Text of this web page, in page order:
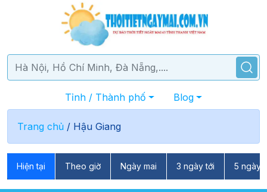
Tỉnh / Thành phố Blog
Trang chủ / Hậu Giang
Hiện tại Theo giờ Ngày mai 3 ngày tới 5 ngày